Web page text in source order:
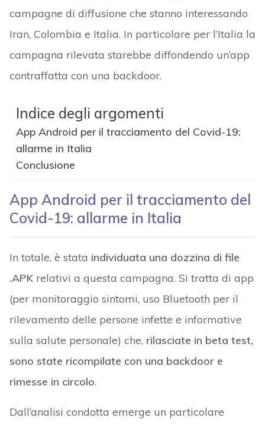
campagne di diffusione che stanno interessando
Iran, Colombia e Italia. In particolare per l’Italia la
campagna rilevata starebbe diffondendo un’app
contraffatta con una backdoor.
Indice degli argomenti
App Android per il tracciamento del Covid-19:
allarme in Italia
Conclusione
App Android per il tracciamento del
Covid-19: allarme in Italia
In totale, è stata individuata una dozzina di file
.APKrelativi a questa campagna. Si tratta di app
(per monitoraggio sintomi, uso Bluetooth per il
rilevamento delle persone infette e informative
sulla salute personale) che, rilasciate in beta test,
sono state ricompilate con una backdoor e
rimesse in circolo.
Dall’analisi condotta emerge un particolare